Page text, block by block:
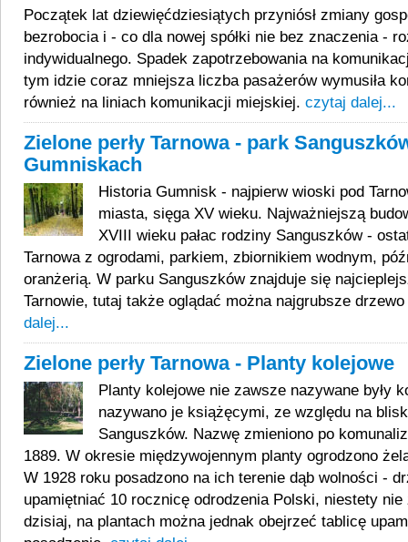
Początek lat dziewięćdziesiątych przyniósł zmiany
bezrobocia i - co dla nowej spółki nie bez znaczenia -
indywidualnego. Spadek zapotrzebowania na
tym idzie coraz mniejsza liczba pasażerów wymusiła
również na liniach komunikacji miejskiej. czytaj dalej...
Zielone perły Tarnowa - park
Gumniskach
Historia Gumnisk - najpierw wioski pod
miasta, sięga XV wieku. Najważniejszą
XVIII wieku pałac rodziny Sanguszków -
Tarnowa z ogrodami, parkiem, zbiornikiem wodnym,
oranżerią. W parku Sanguszków znajduje się
Tarnowie, tutaj także oglądać można najgrubsze
dalej...
Zielone perły Tarnowa - Planty kolejowe
Planty kolejowe nie zawsze nazywane były
nazywano je książęcymi, ze względu na
Sanguszków. Nazwę zmieniono po
1889. W okresie międzywojennym planty ogrodzono
W 1928 roku posadzono na ich terenie dąb wolności -
upamiętniać 10 rocznicę odrodzenia Polski, niestety nie
dzisiaj, na plantach można jednak obejrzeć tablicę